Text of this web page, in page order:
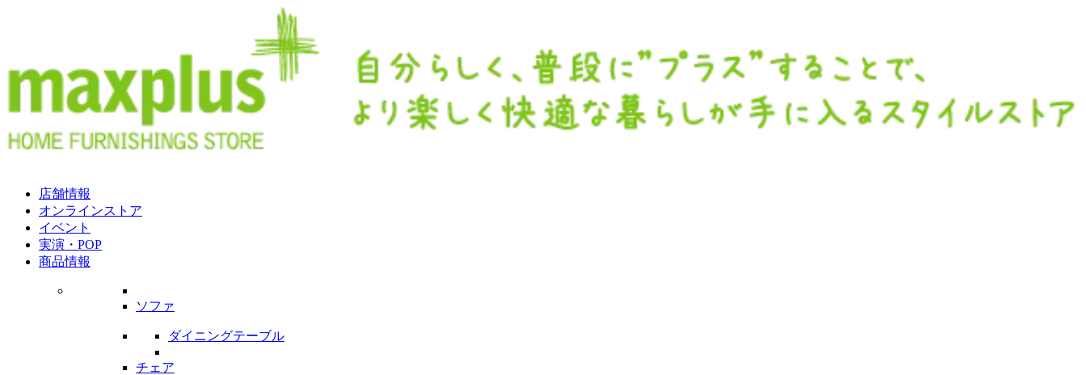
店舗情報
オンラインストア
イベント
実演・POP
商品情報
ソファ
ダイニングテーブル
チェア